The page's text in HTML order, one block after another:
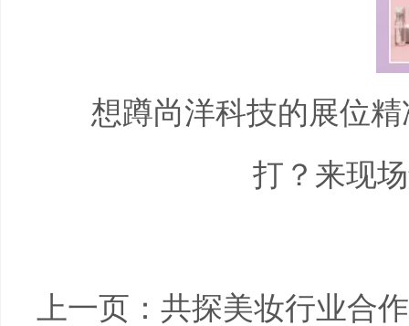
想蹲尚洋科技的展位
打？来现
上一页： 共探美妆行业合